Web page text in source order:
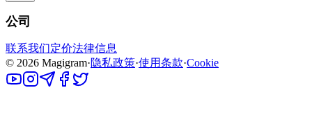
公司
联系我们定价法律信息
© 2026 Magigram·隐私政策·使用条款·Cookie